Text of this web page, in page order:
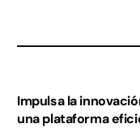
Impulsa la
una plataforma